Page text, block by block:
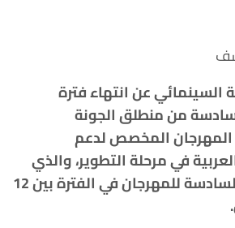
السينمائي عن انتهاء فترة
من منطلق الجونة
المهرجان المخصص لدعم
في مرحلة التطوير، والذي
يقام خلال الدورة السادسة للمهرجان في الفترة بين 12